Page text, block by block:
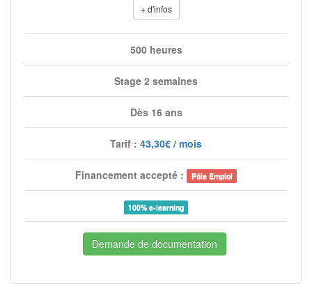
+ d'infos
500 heures
Stage 2 semaines
Dès 16 ans
Tarif : 43,30€ / mois
Financement accepté : Pôle Emploi
100% e-learning
Demande de documentation